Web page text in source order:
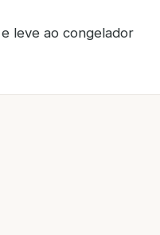
leve ao congelador